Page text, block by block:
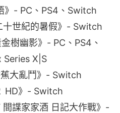
》- PC、PS4、Switch
十世紀的暑假》- Switch
樹幽影》- PC、PS4、
Series X|S
大亂鬥》- Switch
HD》- Switch
諜家家酒 日記大作戰》-